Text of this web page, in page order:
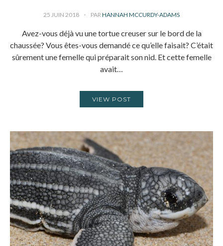
25 JUIN 2018 PAR HANNAH MCCURDY-ADAMS
Avez-vous déjà vu une tortue creuser sur le bord de la
chaussée? Vous êtes-vous demandé ce qu’elle faisait? C’était
sûrement une femelle qui préparait son nid. Et cette femelle
avait…
VIEW POST